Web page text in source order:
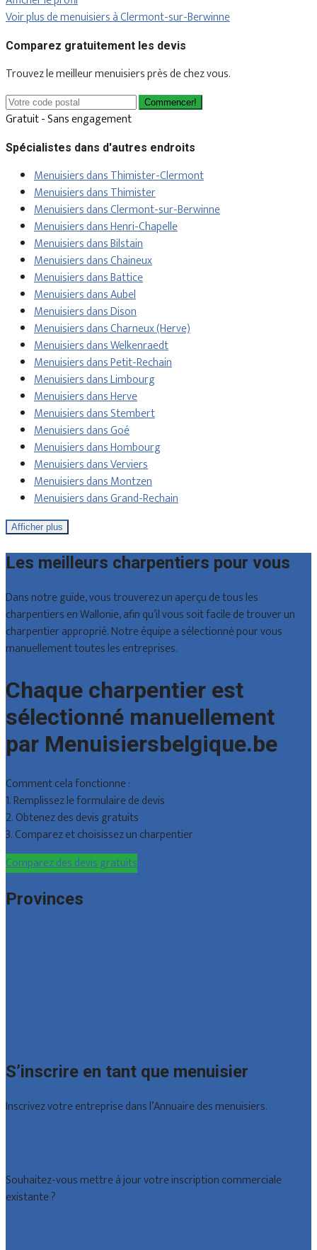
Voir plus de menuisiers à Clermont-sur-Berwinne
Comparez gratuitement les devis
Trouvez le meilleur menuisiers près de chez vous.
Commencer!
Gratuit - Sans engagement
Spécialistes dans d'autres endroits
Menuisiers dans Thimister-Clermont
Menuisiers dans Thimister
Menuisiers dans Clermont-sur-Berwinne
Menuisiers dans Henri-Chapelle
Menuisiers dans Bilstain
Menuisiers dans Chaineux
Menuisiers dans Battice
Menuisiers dans Aubel
Menuisiers dans Dison
Menuisiers dans Charneux (Herve)
Menuisiers dans Welkenraedt
Menuisiers dans Petit-Rechain
Menuisiers dans Limbourg
Menuisiers dans Herve
Menuisiers dans Stembert
Menuisiers dans Goé
Menuisiers dans Hombourg
Menuisiers dans Verviers
Menuisiers dans Montzen
Menuisiers dans Grand-Rechain
Afficher plus
Les meilleurs charpentiers pour vous
Dans notre guide, vous trouverez un aperçu de tous les
charpentiers en Wallonie, afin qu’il vous soit facile de trouver un
charpentier approprié. Notre équipe a sélectionné pour vous
manuellement toutes les entreprises.
Chaque charpentier est
sélectionné manuellement
par Menuisiersbelgique.be
Comment cela fonctionne :
1. Remplissez le formulaire de devis
2. Obtenez des devis gratuits
3. Comparez et choisissez un charpentier
Comparez des devis gratuits
Provinces
S’inscrire en tant que menuisier
Inscrivez votre entreprise dans l’Annuaire des menuisiers.
Souhaitez-vous mettre à jour votre inscription commerciale
existante ?